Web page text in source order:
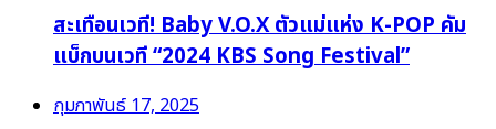
สะเทือนเวที! Baby V.O.X ตัวแม่แห่ง K-POP คัม
แบ็กบนเวที “2024 KBS Song Festival”
กุมภาพันธ์ 17, 2025